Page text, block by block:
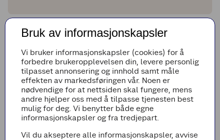
Fremgangsmetode
Forvarm ovnen til 200 ºC. Tørk av
kyllingbrystene og krydre dem med salt og
pepper. Varm godt med olje i en stekepanne.
Legg kyllingbrystene med skinnsiden ned og
stek dem i 3-5 minutter til skinnet er gyllent
og sprøtt. Pass på, oljen blir varm og kan
sprute litt. Legg kyllingbrystene over i en
Bruk av informasjonskapsler
Vi bruker informasjonskapsler (cookies) for å
forbedre brukeropplevelsen din, levere personlig
tilpasset annonsering og innhold samt måle
effekten av markedsføringen vår. Noen er
nødvendige for at nettsiden skal fungere, mens
andre hjelper oss med å tilpasse tjenesten best
mulig for deg. Vi benytter både egne
informasjonskapsler og fra tredjepart.
Vil du akseptere alle informasjonskapsler, avvise